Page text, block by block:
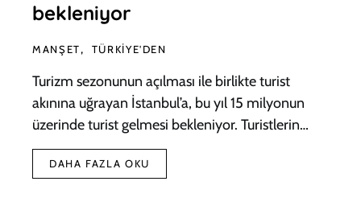
bekleniyor
MANŞET TÜRKIYE'DEN
Turizm sezonunun açılması ile birlikte turist
akınına uğrayan İstanbul’a, bu yıl 15 milyonun
üzerinde turist gelmesi bekleniyor. Turistlerin…
DAHA FAZLA OKU